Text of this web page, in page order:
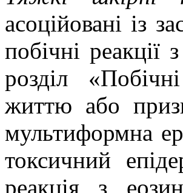
асоційовані із
побічні
розділ
життю або
мультиформна
токсичний
реакція з